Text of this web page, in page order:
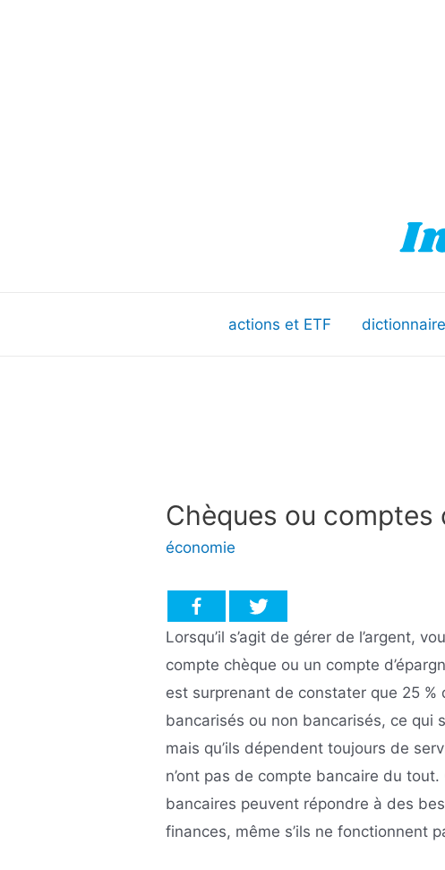
actions et ETF
Chèques ou comptes
économie
Lorsqu’il s’agit de gérer de l’argent,
compte chèque ou un compte
est surprenant de constater que 25
bancarisés ou non bancarisés, ce qui
mais qu’ils dépendent toujours de
n’ont pas de compte bancaire du
bancaires peuvent répondre à des
finances, même s’ils ne fonctionnent